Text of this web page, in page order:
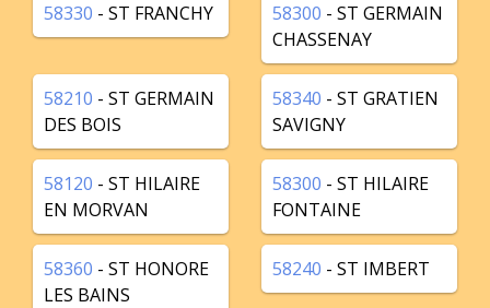
58330 - ST FRANCHY 58300 - ST GERMAIN
CHASSENAY
58210 - ST GERMAIN
DES BOIS
58340 - ST GRATIEN
SAVIGNY
58120 - ST HILAIRE
EN MORVAN
58300 - ST HILAIRE
FONTAINE
58360 - ST HONORE
LES BAINS
58240 - ST IMBERT